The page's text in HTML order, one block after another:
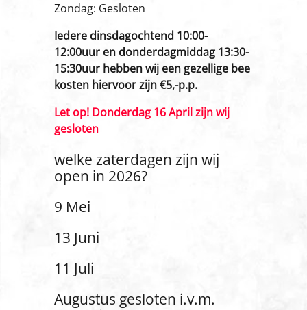
Zondag: Gesloten
Iedere dinsdagochtend 10:00-
12:00uur en donderdagmiddag 13:30-
15:30uur hebben wij een gezellige bee
kosten hiervoor zijn €5,-p.p.
Let op! Donderdag 16 April zijn wij
gesloten
welke zaterdagen zijn wij
open in 2026?
9 Mei
13 Juni
11 Juli
Augustus gesloten i.v.m.